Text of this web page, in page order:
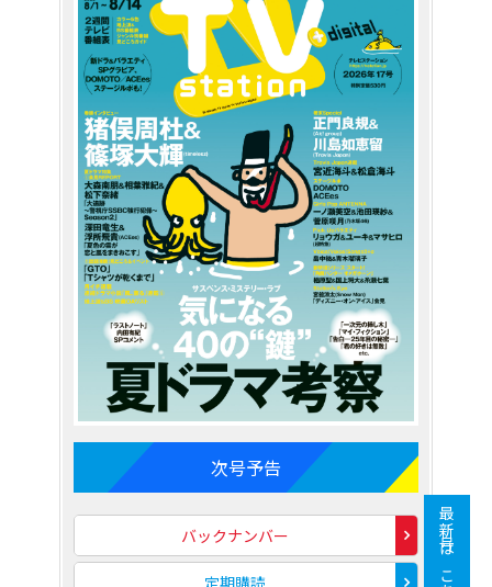
次号予告
バックナンバー 最新号はこちら